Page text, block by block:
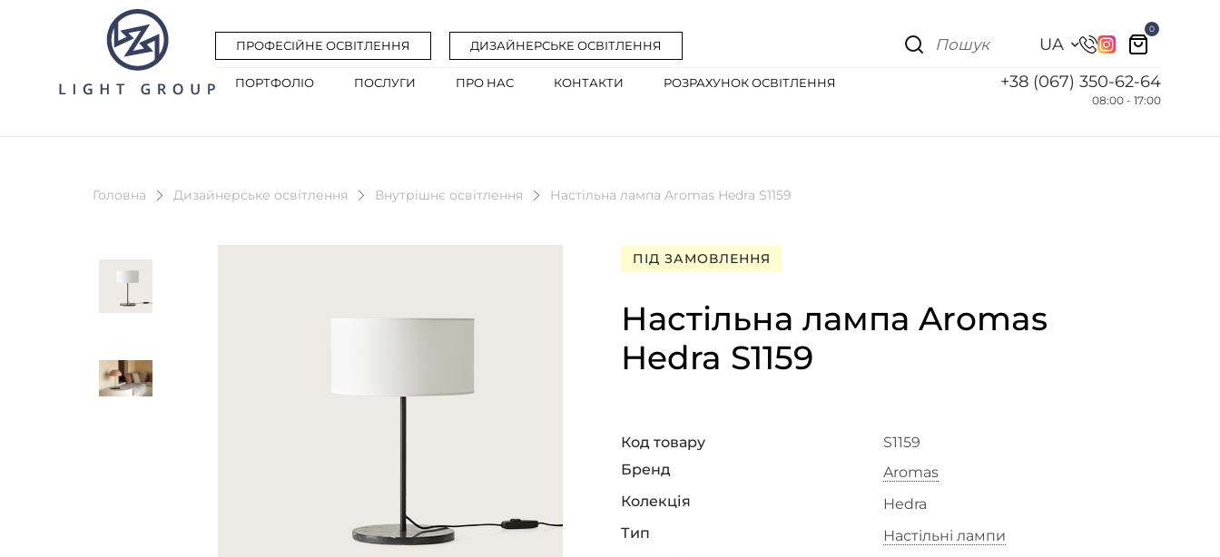
ПРОФЕСІЙНЕ ОСВІТЛЕННЯ ДИЗАЙНЕРСЬКЕ ОСВІТЛЕННЯ UA
0
ПОРТФОЛІО ПОСЛУГИ ПРО НАС КОНТАКТИ РОЗРАХУНОК ОСВІТЛЕННЯ +38 (067) 350-62-64
08:00 - 17:00
Головна Дизайнерське освітлення Внутрішнє освітлення Настільна лампа Aromas Hedra S1159
ПІД ЗАМОВЛЕННЯ
Настільна лампа Aromas
Hedra S1159
Код товару
S1159
Бренд
Aromas
Колекція
Hedra
Тип
Настільні лампи